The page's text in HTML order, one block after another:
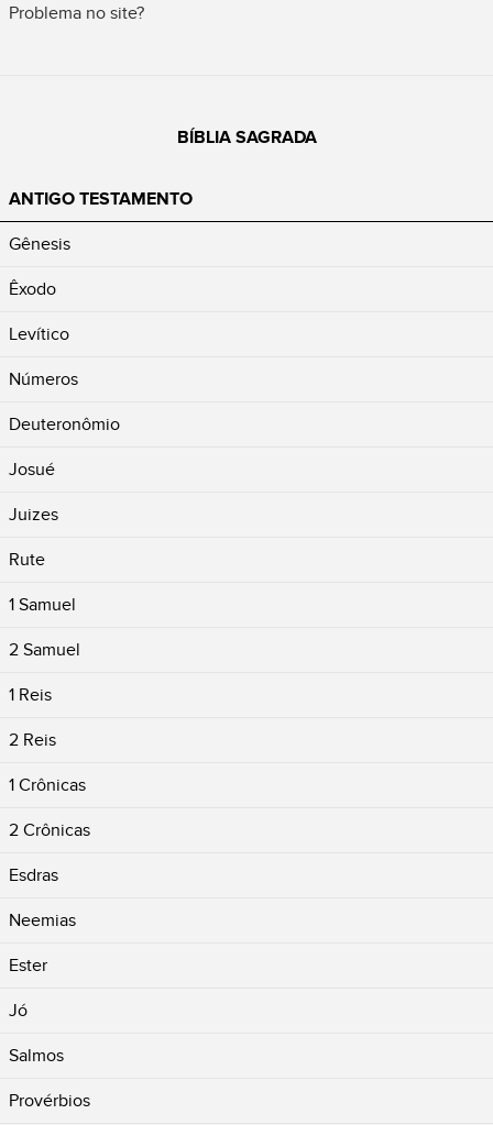
Problema no site?
BÍBLIA SAGRADA
ANTIGO TESTAMENTO
Gênesis
Êxodo
Levítico
Números
Deuteronômio
Josué
Juizes
Rute
1 Samuel
2 Samuel
1 Reis
2 Reis
1 Crônicas
2 Crônicas
Esdras
Neemias
Ester
Jó
Salmos
Provérbios